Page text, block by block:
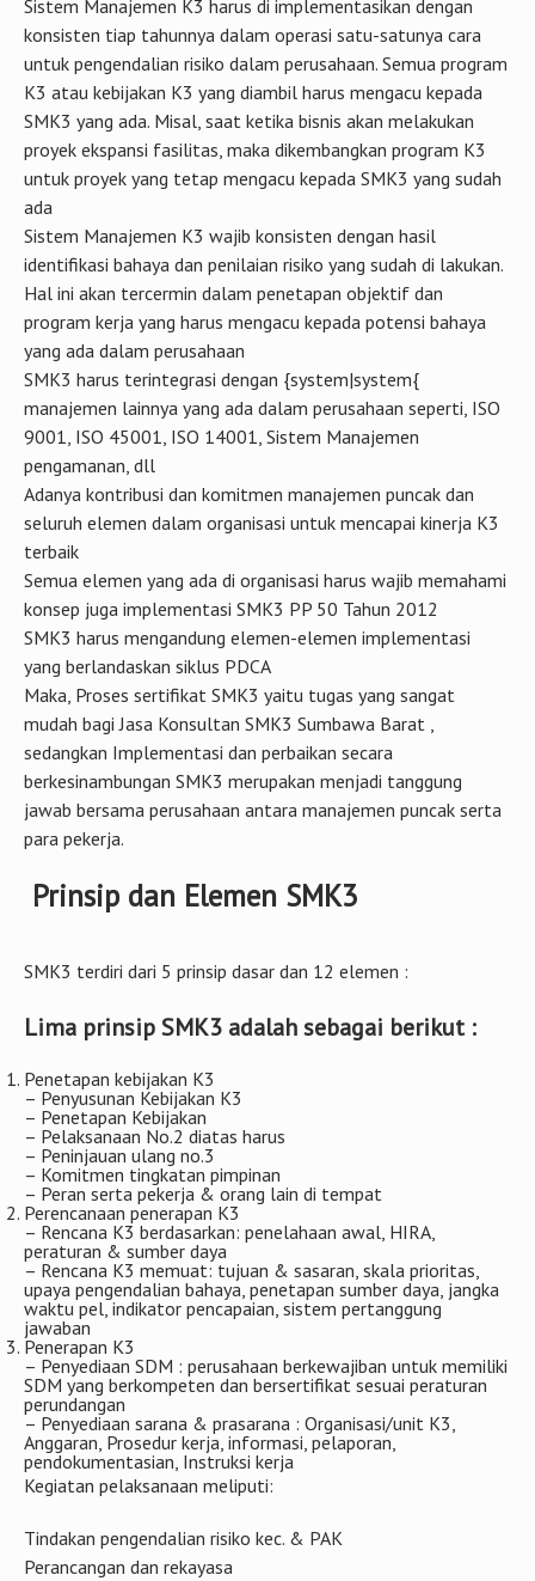
Sistem Manajemen K3 harus di implementasikan dengan
konsisten tiap tahunnya dalam operasi satu-satunya cara
untuk pengendalian risiko dalam perusahaan. Semua program
K3 atau kebijakan K3 yang diambil harus mengacu kepada
SMK3 yang ada. Misal, saat ketika bisnis akan melakukan
proyek ekspansi fasilitas, maka dikembangkan program K3
untuk proyek yang tetap mengacu kepada SMK3 yang sudah
ada
Sistem Manajemen K3 wajib konsisten dengan hasil
identifikasi bahaya dan penilaian risiko yang sudah di lakukan.
Hal ini akan tercermin dalam penetapan objektif dan
program kerja yang harus mengacu kepada potensi bahaya
yang ada dalam perusahaan
SMK3 harus terintegrasi dengan {system|system{
manajemen lainnya yang ada dalam perusahaan seperti, ISO
9001, ISO 45001, ISO 14001, Sistem Manajemen
pengamanan, dll
Adanya kontribusi dan komitmen manajemen puncak dan
seluruh elemen dalam organisasi untuk mencapai kinerja K3
terbaik
Semua elemen yang ada di organisasi harus wajib memahami
konsep juga implementasi SMK3 PP 50 Tahun 2012
SMK3 harus mengandung elemen-elemen implementasi
yang berlandaskan siklus PDCA
Maka, Proses sertifikat SMK3 yaitu tugas yang sangat
mudah bagi Jasa Konsultan SMK3 Sumbawa Barat ,
sedangkan Implementasi dan perbaikan secara
berkesinambungan SMK3 merupakan menjadi tanggung
jawab bersama perusahaan antara manajemen puncak serta
para pekerja.
Prinsip dan Elemen SMK3
SMK3 terdiri dari 5 prinsip dasar dan 12 elemen :
Lima prinsip SMK3 adalah sebagai berikut :
Penetapan kebijakan K3
– Penyusunan Kebijakan K3
– Penetapan Kebijakan
– Pelaksanaan No.2 diatas harus
– Peninjauan ulang no.3
– Komitmen tingkatan pimpinan
– Peran serta pekerja & orang lain di tempat
Perencanaan penerapan K3
– Rencana K3 berdasarkan: penelahaan awal, HIRA,
peraturan & sumber daya
– Rencana K3 memuat: tujuan & sasaran, skala prioritas,
upaya pengendalian bahaya, penetapan sumber daya, jangka
waktu pel, indikator pencapaian, sistem pertanggung
jawaban
Penerapan K3
– Penyediaan SDM : perusahaan berkewajiban untuk memiliki
SDM yang berkompeten dan bersertifikat sesuai peraturan
perundangan
– Penyediaan sarana & prasarana : Organisasi/unit K3,
Anggaran, Prosedur kerja, informasi, pelaporan,
pendokumentasian, Instruksi kerja
Kegiatan pelaksanaan meliputi:
Tindakan pengendalian risiko kec. & PAK
Perancangan dan rekayasa